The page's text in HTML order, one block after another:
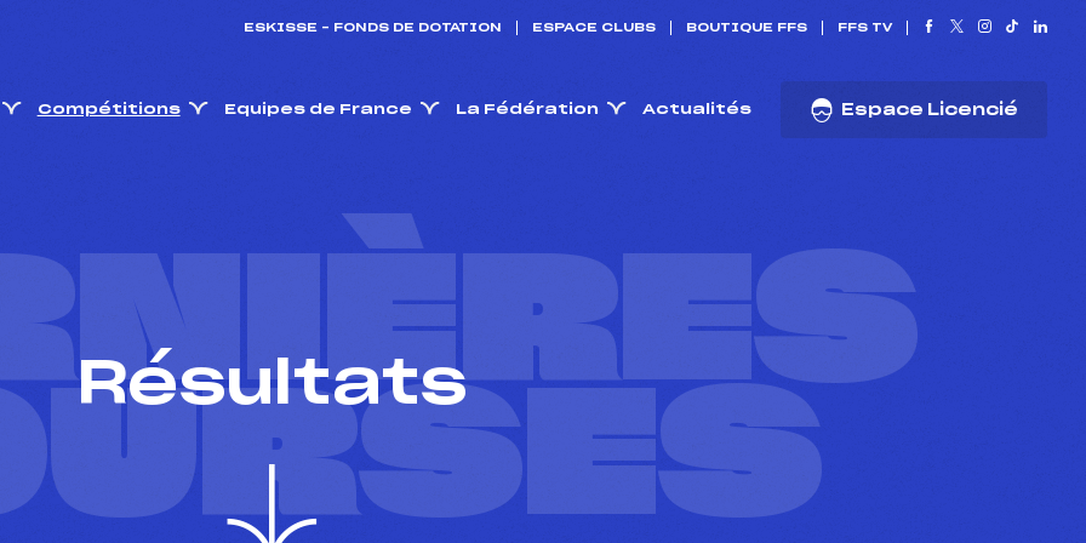
ESKISSE – FONDS DE DOTATION ESPACE CLUBS BOUTIQUE FFS FFS TV
Compétitions Equipes de France La Fédération Actualités Espace Licencié
Résultats